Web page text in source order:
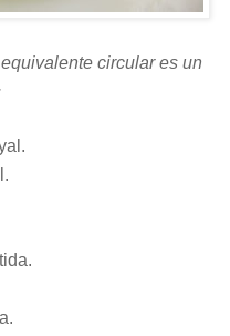
circular es un